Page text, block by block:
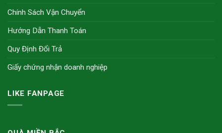
Chính Sách Vận Chuyển
Hướng Dẫn Thanh Toán
Quy Định Đổi Trả
Giấy chứng nhận doanh nghiệp
LIKE FANPAGE